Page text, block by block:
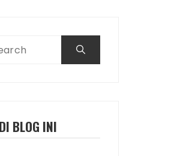
BLOG INI